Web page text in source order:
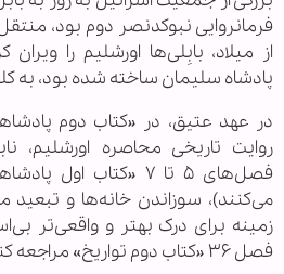
از میلاد، بابِلی‌ها اورشلیم را
پادشاه سلیمان ساخته شده بود، به
روایت تاریخی محاصره اورشلیم،
فصل‌های ۵ تا ۷ «کتاب
می‌کنند)، سوزاندن خانه‌ها و
زمینه برای درک بهتر و واقعی‌تر
فصل ۳۶ «کتاب دوم تواریخ» مراجعه کنید.